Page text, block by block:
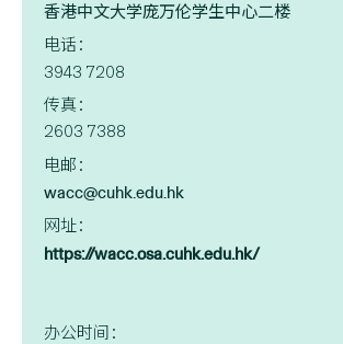
香港中文大学庞万伦学生中心二楼
电话：
3943 7208
传真：
2603 7388
电邮：
wacc@cuhk.edu.hk
网址：
https://wacc.osa.cuhk.edu.hk/
办公时间：